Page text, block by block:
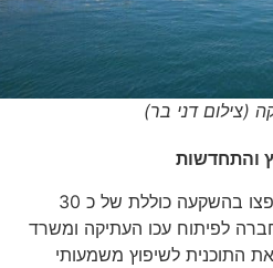
דני בר)
נמל עכו והטיילת סביבו, ישופצו בהשקעה כוללת של כ 30
לפיתוח עכו העתיקה ומשרד
לשיפוץ משמעותי